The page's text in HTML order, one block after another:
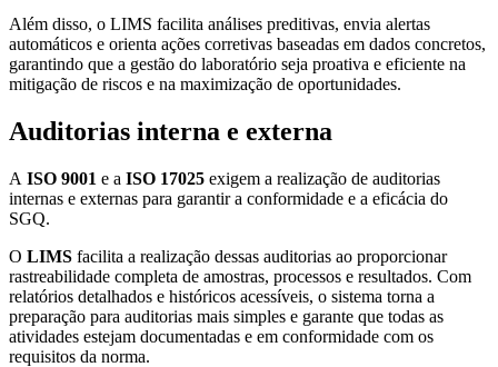
Além disso, o LIMS facilita análises preditivas, envia alertas
automáticos e orienta ações corretivas baseadas em dados concretos,
garantindo que a gestão do laboratório seja proativa e eficiente na
mitigação de riscos e na maximização de oportunidades.
Auditorias interna e externa
A ISO 9001 e a ISO 17025 exigem a realização de auditorias
internas e externas para garantir a conformidade e a eficácia do
SGQ.
O LIMS facilita a realização dessas auditorias ao proporcionar
rastreabilidade completa de amostras, processos e resultados. Com
relatórios detalhados e históricos acessíveis, o sistema torna a
preparação para auditorias mais simples e garante que todas as
atividades estejam documentadas e em conformidade com os
requisitos da norma.